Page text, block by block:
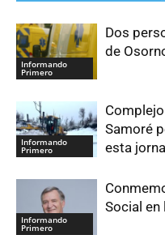
Informando
Primero
Dos
de
Informando
Primero
Samoré
esta
Informando
Primero
Social en